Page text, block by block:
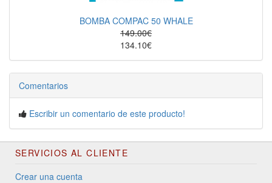
BOMBA COMPAC 50 WHALE
149.00€
134.10€
Comentarios
Escribir un comentario de este producto!
SERVICIOS AL CLIENTE
Crear una cuenta